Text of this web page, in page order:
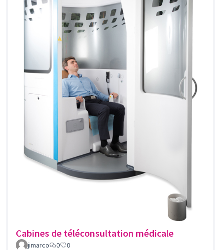
Cabines de téléconsultation médicale
jimarco 0 0